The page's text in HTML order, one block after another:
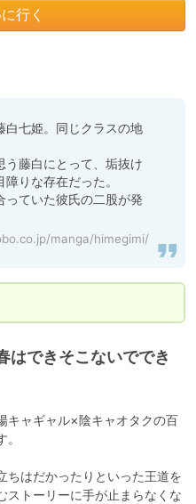
行く
白七姫。同じクラスの地
う藤白にとって、垢抜け
りな存在だった。
っていた彼氏の二股が発
manga/himegimi/
はできそこないででき
キャギャル×陰キャオタクの百
ちはだかったりといった王道を
ストーリーに手が止まらなくな